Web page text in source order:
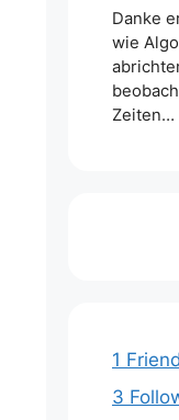
Danke
wie
Zeiten…
1 Friend
3